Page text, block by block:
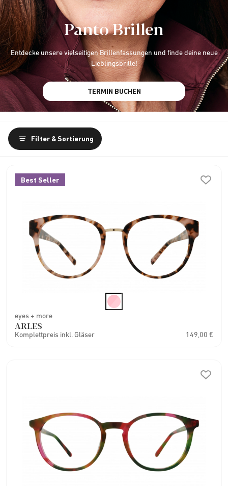
Panto Brillen
Entdecke unsere vielseitigen Brillenfassungen und finde deine neue
Lieblingsbrille!
TERMIN BUCHEN
Filter & Sortierung
Best Seller
eyes + more
ARLES
Komplettpreis inkl. Gläser 149,00 €